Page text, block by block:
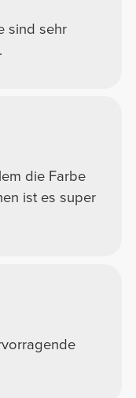
sind sehr
die Farbe
ist es super